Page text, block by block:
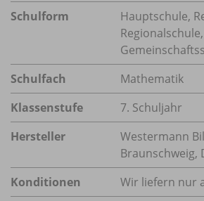
Schulform
Hauptschule,
Schulfach
Mathematik
Klassenstufe
7. Schuljahr
Hersteller
Westermann
Braunschweig,
Konditionen
Wir liefern nur